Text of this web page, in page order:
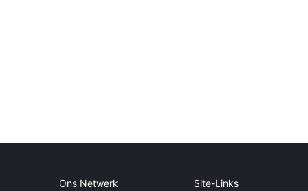
Ons Netwerk Site-Links